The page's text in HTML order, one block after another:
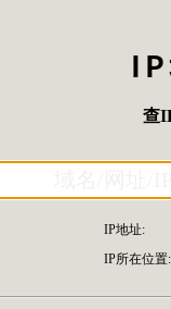
查
IP地址:
IP所在位置: